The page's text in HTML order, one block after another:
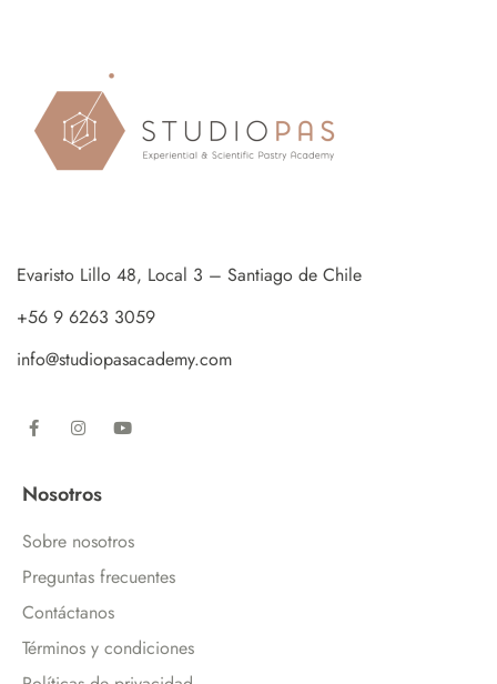
Evaristo Lillo 48, Local 3 – Santiago de Chile
+56 9 6263 3059
info@studiopasacademy.com
Nosotros
Sobre nosotros
Preguntas frecuentes
Contáctanos
Términos y condiciones